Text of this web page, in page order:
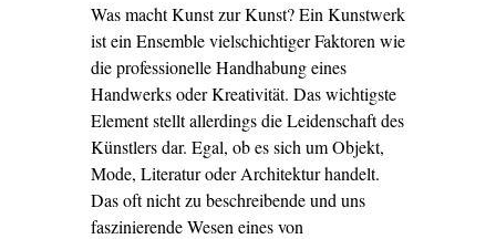
Was macht Kunst zur Kunst? Ein Kunstwerk
ist ein Ensemble vielschichtiger Faktoren wie
die professionelle Handhabung eines
Handwerks oder Kreativität. Das wichtigste
Element stellt allerdings die Leidenschaft des
Künstlers dar. Egal, ob es sich um Objekt,
Mode, Literatur oder Architektur handelt.
Das oft nicht zu beschreibende und uns
faszinierende Wesen eines von